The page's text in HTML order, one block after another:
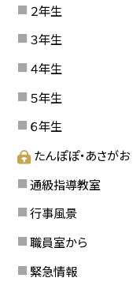
２年生
３年生
４年生
５年生
６年生
たんぽぽ・あさがお
通級指導教室
行事風景
職員室から
緊急情報